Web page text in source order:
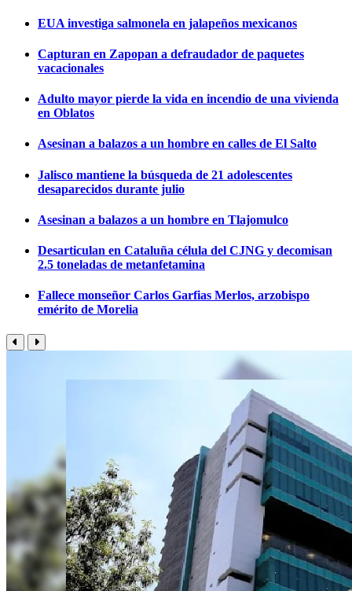
EUA investiga salmonela en jalapeños mexicanos
Capturan en Zapopan a defraudador de paquetes
vacacionales
Adulto mayor pierde la vida en incendio de una vivienda
en Oblatos
Asesinan a balazos a un hombre en calles de El Salto
Jalisco mantiene la búsqueda de 21 adolescentes
desaparecidos durante julio
Asesinan a balazos a un hombre en Tlajomulco
Desarticulan en Cataluña célula del CJNG y decomisan
2.5 toneladas de metanfetamina
Fallece monseñor Carlos Garfias Merlos, arzobispo
emérito de Morelia